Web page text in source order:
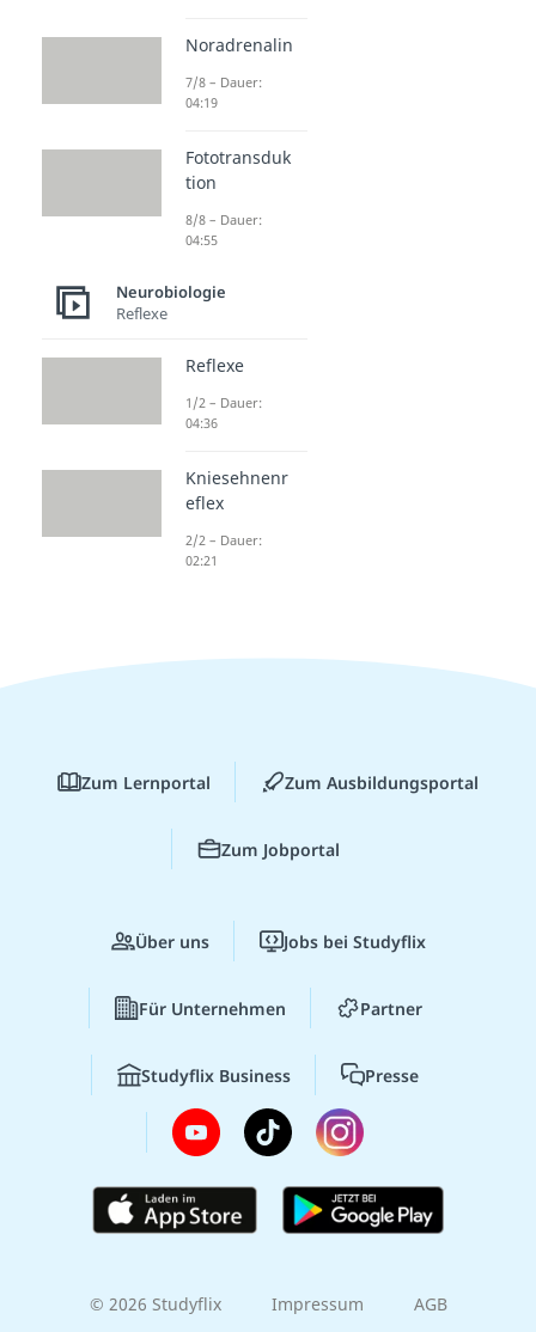
Noradrenalin
7/8 – Dauer:
04:19
Fototransduk
tion
8/8 – Dauer:
04:55
Neurobiologie
Reflexe
Reflexe
1/2 – Dauer:
04:36
Kniesehnenr
eflex
2/2 – Dauer:
02:21
Zum Lernportal Zum Ausbildungsportal
Zum Jobportal
Über uns Jobs bei Studyflix
Für Unternehmen Partner
Studyflix Business Presse
© 2026 Studyflix Impressum AGB